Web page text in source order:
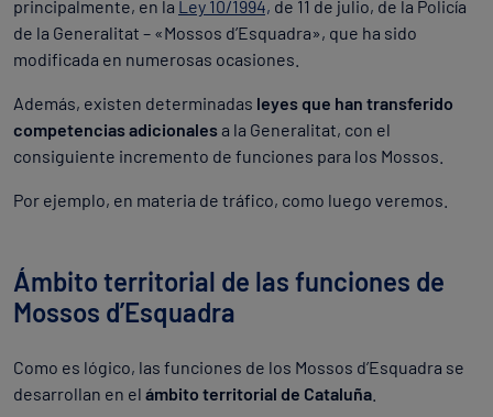
principalmente, en la Ley 10/1994, de 11 de julio, de la Policía
de la Generalitat – «Mossos d’Esquadra», que ha sido
modificada en numerosas ocasiones.
Además, existen determinadas leyes que han transferido
competencias adicionalesa la Generalitat, con el
consiguiente incremento de funciones para los Mossos.
Por ejemplo, en materia de tráfico, como luego veremos.
Ámbito territorial de las funciones de
Mossos d’Esquadra
Como es lógico, las funciones de los Mossos d’Esquadra se
desarrollan en el ámbito territorial de Cataluña